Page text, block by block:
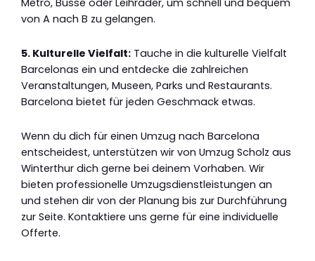
Metro, Busse oder Leihräder, um schnell und bequem
von A nach B zu gelangen.
5. Kulturelle Vielfalt: Tauche in die kulturelle Vielfalt
Barcelonas ein und entdecke die zahlreichen
Veranstaltungen, Museen, Parks und Restaurants.
Barcelona bietet für jeden Geschmack etwas.
Wenn du dich für einen Umzug nach Barcelona
entscheidest, unterstützen wir von Umzug Scholz aus
Winterthur dich gerne bei deinem Vorhaben. Wir
bieten professionelle Umzugsdienstleistungen an
und stehen dir von der Planung bis zur Durchführung
zur Seite. Kontaktiere uns gerne für eine individuelle
Offerte.